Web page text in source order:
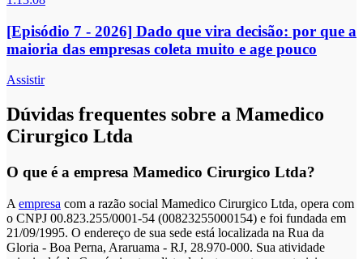
[Episódio 7 - 2026] Dado que vira decisão: por que a
maioria das empresas coleta muito e age pouco
Assistir
Dúvidas frequentes sobre a Mamedico
Cirurgico Ltda
O que é a empresa Mamedico Cirurgico Ltda?
A empresa com a razão social Mamedico Cirurgico Ltda, opera com
o CNPJ 00.823.255/0001-54 (00823255000154) e foi fundada em
21/09/1995. O endereço de sua sede está localizada na Rua da
Gloria - Boa Perna, Araruama - RJ, 28.970-000. Sua atividade